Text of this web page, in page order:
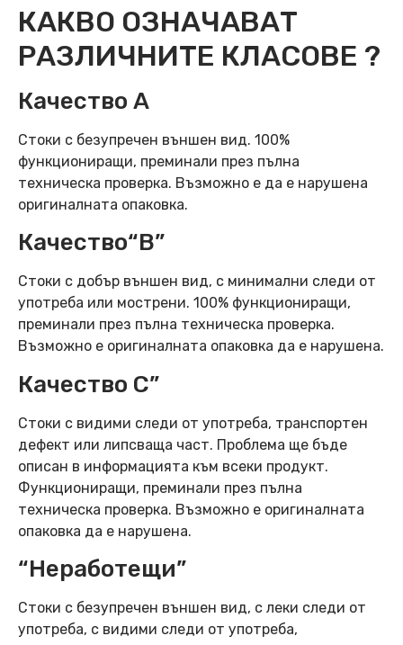
КАКВО ОЗНАЧАВАТ
РАЗЛИЧНИТЕ КЛАСОВЕ ?
Качество А
Стоки с безупречен външен вид. 100%
функциониращи, преминали през пълна
техническа проверка. Възможно е да е нарушена
оригиналната опаковка.
Качество“B”
Стоки с добър външен вид, с минимални следи от
употреба или мострени. 100% функциониращи,
преминали през пълна техническа проверка.
Възможно е оригиналната опаковка да е нарушена.
Качество C”
Стоки с видими следи от употреба, транспортен
дефект или липсваща част. Проблема ще бъде
описан в информацията към всеки продукт.
Функциониращи, преминали през пълна
техническа проверка. Възможно е оригиналната
опаковка да е нарушена.
“Неработещи”
Стоки с безупречен външен вид, с леки следи от
употреба, с видими следи от употреба,